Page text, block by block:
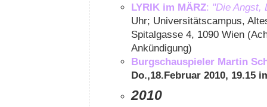
LYRIK im MÄRZ: "Die Angst,
Uhr; Universitätscampus,
Spitalgasse 4, 1090 Wien
Ankündigung)
Burgschauspieler Martin
Do.,18.Februar 2010, 19.15
2010